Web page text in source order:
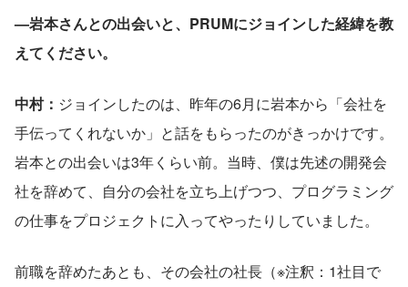
—岩本さんとの出会いと、PRUMにジョインした経緯を教
えてください。
中村： ジョインしたのは、昨年の6月に岩本から「会社を
手伝ってくれないか」と話をもらったのがきっかけです。
岩本との出会いは3年くらい前。当時、僕は先述の開発会
社を辞めて、自分の会社を立ち上げつつ、プログラミング
の仕事をプロジェクトに入ってやったりしていました。
前職を辞めたあとも、その会社の社長（※注釈：1社目で